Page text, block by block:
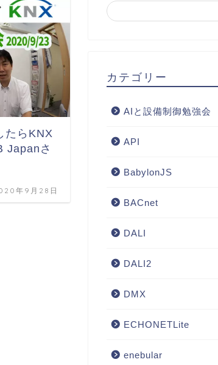
たらKNX
Japanさ
年9月28日
カテゴリー
AIと設備制御勉強会
API
BabylonJS
BACnet
DALI
DALI2
DMX
ECHONETLite
enebular